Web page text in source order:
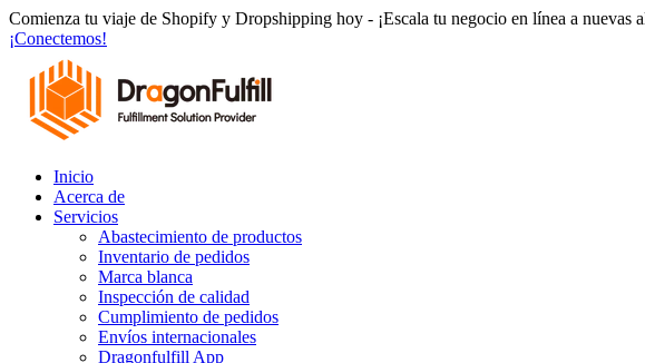
Ir
al
contenido
Comienza tu viaje de Shopify y Dropshipping hoy - ¡Escala tu negocio en línea a nuevas
¡Conectemos!
Inicio
Acerca de
Servicios
Abastecimiento de productos
Inventario de pedidos
Marca blanca
Inspección de calidad
Cumplimiento de pedidos
Envíos internacionales
Dragonfulfill App